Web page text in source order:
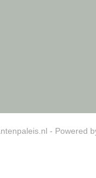
- Powered